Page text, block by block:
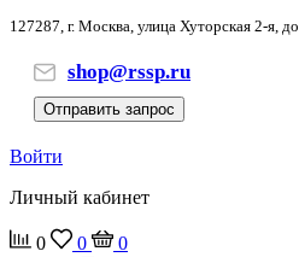
127287, г. Москва, улица Хуторская 2-я,
shop@rssp.ru
Отправить запрос
Войти
Личный кабинет
0 0
0